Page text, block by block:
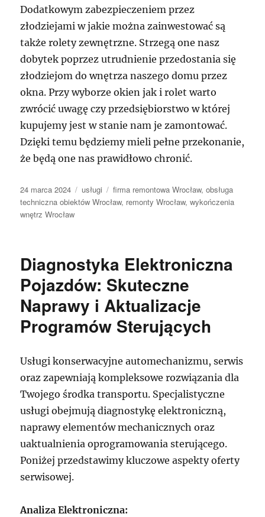
Dodatkowym zabezpieczeniem przez
złodziejami w jakie można zainwestować są
także rolety zewnętrzne. Strzegą one nasz
dobytek poprzez utrudnienie przedostania się
złodziejom do wnętrza naszego domu przez
okna. Przy wyborze okien jak i rolet warto
zwrócić uwagę czy przedsiębiorstwo w której
kupujemy jest w stanie nam je zamontować.
Dzięki temu będziemy mieli pełne przekonanie,
że będą one nas prawidłowo chronić.
Data
publikacji
24 marca 2024 Kategorie
usługi Tagi
firma remontowa Wrocław,obsługa
techniczna obiektów Wrocław, remonty Wrocław,wykończenia
wnętrz Wrocław
Diagnostyka Elektroniczna
Pojazdów: Skuteczne
Naprawy i Aktualizacje
Programów Sterujących
Usługi konserwacyjne automechanizmu, serwis
oraz zapewniają kompleksowe rozwiązania dla
Twojego środka transportu. Specjalistyczne
usługi obejmują diagnostykę elektroniczną,
naprawy elementów mechanicznych oraz
uaktualnienia oprogramowania sterującego.
Poniżej przedstawimy kluczowe aspekty oferty
serwisowej.
Analiza Elektroniczna: